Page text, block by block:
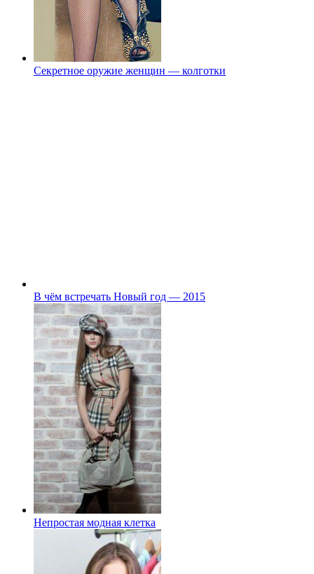
Секретное оружие женщин — колготки
В чём встречать Новый год — 2015
Непростая модная клетка